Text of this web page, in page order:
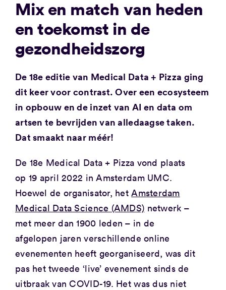
Mix en match van heden
en toekomst in de
gezondheidszorg
De 18e editie van Medical Data + Pizza ging
dit keer voor contrast. Over een ecosysteem
in opbouw en de inzet van AI en data om
artsen te bevrijden van alledaagse taken.
Dat smaakt naar méér!
De 18e Medical Data + Pizza vond plaats
op 19 april 2022 in Amsterdam UMC.
Hoewel de organisator, hetAmsterdam
Medical Data Science (AMDS) netwerk –
met meer dan 1900 leden – in de
afgelopen jaren verschillende online
evenementen heeft georganiseerd, was dit
pas het tweede ‘live’ evenement sinds de
uitbraak van COVID-19. Het was dus niet